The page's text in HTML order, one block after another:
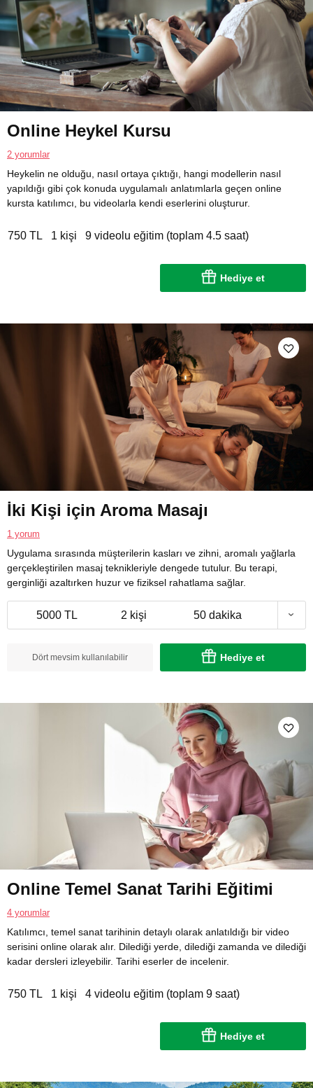
Online Heykel Kursu
2 yorumlar
Heykelin ne olduğu, nasıl ortaya çıktığı, hangi modellerin nasıl
yapıldığı gibi çok konuda uygulamalı anlatımlarla geçen online
kursta katılımcı, bu videolarla kendi eserlerini oluşturur.
750 TL 1 kişi 9 videolu eğitim (toplam 4.5 saat)
Hediye et
İki Kişi için Aroma Masajı
1 yorum
Uygulama sırasında müşterilerin kasları ve zihni, aromalı yağlarla
gerçekleştirilen masaj teknikleriyle dengede tutulur. Bu terapi,
gerginliği azaltırken huzur ve fiziksel rahatlama sağlar.
5000 TL 2 kişi 50 dakika
Dört mevsim kullanılabilir Hediye et
Online Temel Sanat Tarihi Eğitimi
4 yorumlar
Katılımcı, temel sanat tarihinin detaylı olarak anlatıldığı bir video
serisini online olarak alır. Dilediği yerde, dilediği zamanda ve dilediği
kadar dersleri izleyebilir. Tarihi eserler de incelenir.
750 TL 1 kişi 4 videolu eğitim (toplam 9 saat)
Hediye et